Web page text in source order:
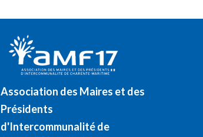
Association des Maires et des
Présidents
d'Intercommunalité de